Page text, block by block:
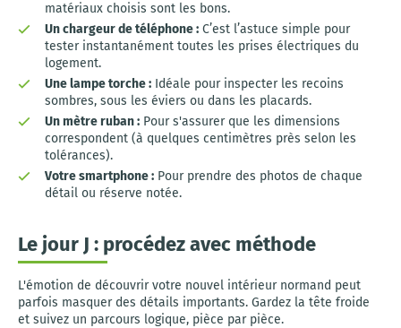
matériaux choisis sont les bons.
Un chargeur de téléphone : C’est l’astuce simple pour
tester instantanément toutes les prises électriques du
logement.
Une lampe torche : Idéale pour inspecter les recoins
sombres, sous les éviers ou dans les placards.
Un mètre ruban : Pour s'assurer que les dimensions
correspondent (à quelques centimètres près selon les
tolérances).
Votre smartphone : Pour prendre des photos de chaque
détail ou réserve notée.
Le jour J : procédez avec méthode
L'émotion de découvrir votre nouvel intérieur normand peut
parfois masquer des détails importants. Gardez la tête froide
et suivez un parcours logique, pièce par pièce.